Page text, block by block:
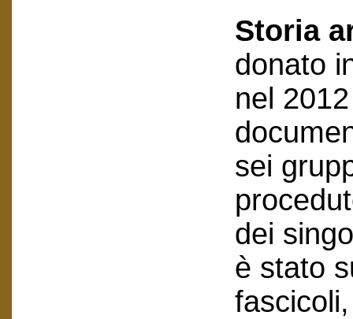
Storia
donato
nel
sei
dei
è stato